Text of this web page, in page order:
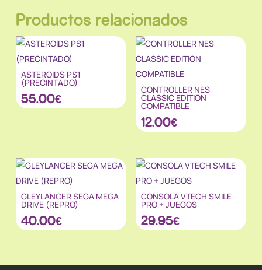
Productos relacionados
ASTEROIDS PS1
(PRECINTADO)
55.00€
CONTROLLER NES
CLASSIC EDITION
COMPATIBLE
12.00€
GLEYLANCER SEGA MEGA
DRIVE (REPRO)
40.00€
CONSOLA VTECH SMILE
PRO + JUEGOS
29.95€